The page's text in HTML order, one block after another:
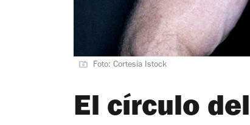
Foto: Cortesía Istock
El círculo